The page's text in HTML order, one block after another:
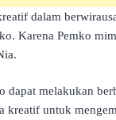
dalam
Karena Pemko
dapat melakukan
kreatif untuk